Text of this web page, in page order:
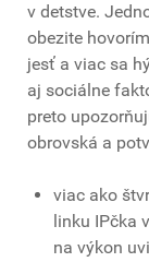
v detstve.
obezite
jesť a viac sa
aj sociálne
preto
obrovská a
viac ako
linku IPčka
na výkon